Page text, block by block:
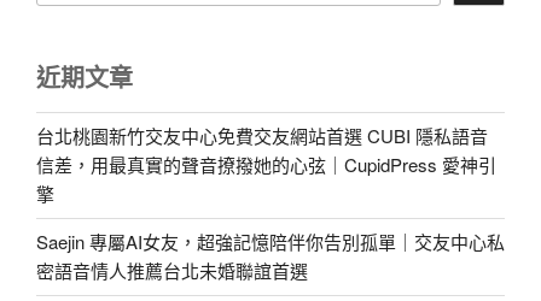
近期文章
台北桃園新竹交友中心免費交友網站首選 CUBI 隱私語音
信差，用最真實的聲音撩撥她的心弦｜CupidPress 愛神引
擎
Saejin 專屬AI女友，超強記憶陪伴你告別孤單｜交友中心私
密語音情人推薦台北未婚聯誼首選